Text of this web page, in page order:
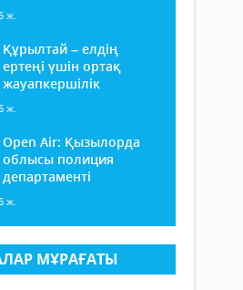
ж.
Құрылтай – елдің
ертеңі үшін ортақ
жауапкершілік
ж.
Open Air: Қызылорда
облысы полиция
департаменті
ж.
МҰРАҒАТЫ